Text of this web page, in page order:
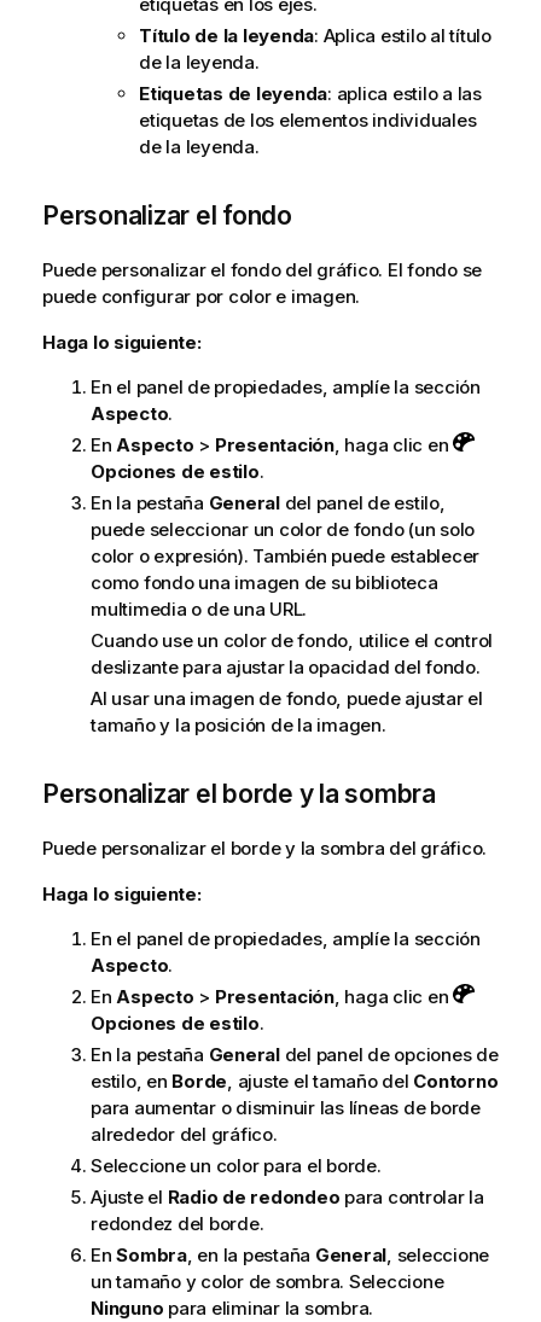
Título de la leyenda: Aplica estilo al título
de la leyenda.
Etiquetas de leyenda: aplica estilo a las
etiquetas de los elementos individuales
de la leyenda.
Personalizar el fondo
Puede personalizar el fondo del gráfico. El fondo se
puede configurar por color e imagen.
Haga lo siguiente:
En el panel de propiedades, amplíe la sección
Aspecto.
EnAspecto > Presentación, haga clic en
Opciones de estilo.
En la pestaña Generaldel panel de estilo,
puede seleccionar un color de fondo (un solo
color o expresión). También puede establecer
como fondo una imagen de su biblioteca
multimedia o de una URL.
Cuando use un color de fondo, utilice el control
deslizante para ajustar la opacidad del fondo.
Al usar una imagen de fondo, puede ajustar el
tamaño y la posición de la imagen.
Personalizar el borde y la sombra
Puede personalizar el borde y la sombra del gráfico.
Haga lo siguiente:
En el panel de propiedades, amplíe la sección
Aspecto.
EnAspecto > Presentación, haga clic en
Opciones de estilo.
En la pestaña Generaldel panel de opciones de
estilo, en Borde, ajuste el tamaño del Contorno
para aumentar o disminuir las líneas de borde
alrededor del gráfico.
Seleccione un color para el borde.
Ajuste el Radio de redondeo para controlar la
redondez del borde.
EnSombra, en la pestaña General, seleccione
un tamaño y color de sombra. Seleccione
Ninguno para eliminar la sombra.